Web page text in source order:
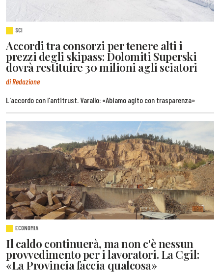
SCI
Accordi tra consorzi per tenere alti i
prezzi degli skipass: Dolomiti Superski
dovrà restituire 30 milioni agli sciatori
di Redazione
L'accordo con l'antitrust. Varallo: «Abiamo agito con trasparenza»
ECONOMIA
Il caldo continuerà, ma non c'è nessun
provvedimento per i lavoratori. La Cgil:
«La Provincia faccia qualcosa»